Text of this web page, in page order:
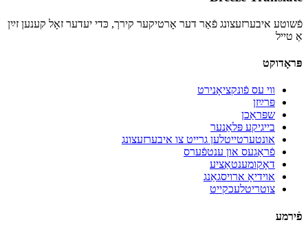
פֿשוטע איבערזעצונג פֿאַר דער אָרטיקער קירך, כּדי יעדער זאָל קענען זײַן
אַ טייל
פּראָדוקט
ווי עס פֿונקציאָנירט
פּרײַזן
שפּראַכן
בייגיקע פּלאַנער
אונטערטייטלען גרייט צו איבערזעצונג
פֿראַגעס און ענטפֿערס
דאָקומענטאַציע
אוידיאָ ארויסגאַנג
צוטריטלעכקייט
פֿירמע